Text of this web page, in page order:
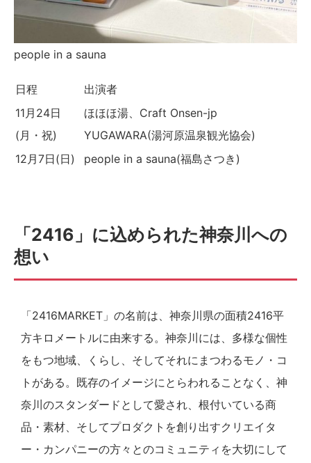
people in a sauna
日程
出演者
11月24日
(月・祝)
ほほほ湯、Craft Onsen-jp
YUGAWARA(湯河原温泉観光協会)
12月7日(日)
people in a sauna(福島さつき)
「2416」に込められた神奈川への
想い
「2416MARKET」の名前は、神奈川県の面積2416平
方キロメートルに由来する。神奈川には、多様な個性
をもつ地域、くらし、そしてそれにまつわるモノ・コ
トがある。既存のイメージにとらわれることなく、神
奈川のスタンダードとして愛され、根付いている商
品・素材、そしてプロダクトを創り出すクリエイタ
ー・カンパニーの方々とのコミュニティを大切にして